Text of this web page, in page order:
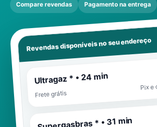
Compare revendas Pagamento na entrega
Revendas disponíveis no seu endereço
Ultragaz * • 24 min
Frete grátis
Pix e
Supergasbras * • 31 min